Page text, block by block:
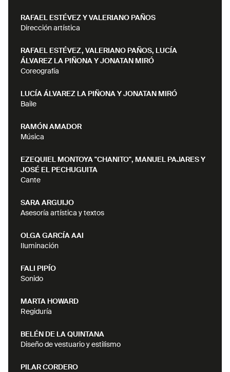
RAFAEL ESTÉVEZ Y VALERIANO PAÑOS
Dirección artística
RAFAEL ESTÉVEZ, VALERIANO PAÑOS, LUCÍA
ÁLVAREZ LA PIÑONA Y JONATAN MIRÓ
Coreografía
LUCÍA ÁLVAREZ LA PIÑONA Y JONATAN MIRÓ
Baile
RAMÓN AMADOR
Música
EZEQUIEL MONTOYA "CHANITO", MANUEL PAJARES Y
JOSÉ EL PECHUGUITA
Cante
SARA ARGUIJO
Asesoría artística y textos
OLGA GARCÍA AAI
Iluminación
FALI PIPÍO
Sonido
MARTA HOWARD
Regiduría
BELÉN DE LA QUINTANA
Diseño de vestuario y estilismo
PILAR CORDERO